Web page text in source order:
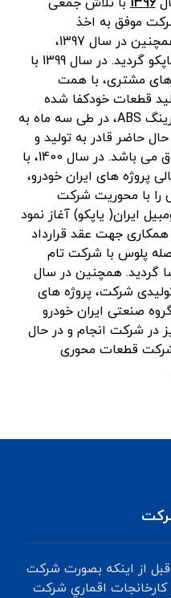
موفق به اخذ
گواهینامه IATF از IMQگردید. همچنین در سال 1397،
شرکت موفق به اخذ گرید A از ساپکو گردید. در سال 1399 با
مشتری، با همت
قطعات خودکفا شده
شافت پلوس، بوش نگهدارنده و رینگ ABS، در طی سه ماه به
در حال حاضر قادر به تولید و
تامین 5000 عدد از سه قطعه فوق می باشد. در سال 1400، با
پروژه های ایران خودرو،
را با محوریت شرکت
ایران( یاپکو) آغاز نمود
همکاری جهت عقد قرارداد
پلوس با شرکت تام
گردید. همچنین در سال
شرکت، پروژه های
صنعتی ایران خودرو
در شرکت انجام و در حال
قطعات محوری
از اينكه‌ بصورت‌ شركت‌
اقماري ‌شركت‌